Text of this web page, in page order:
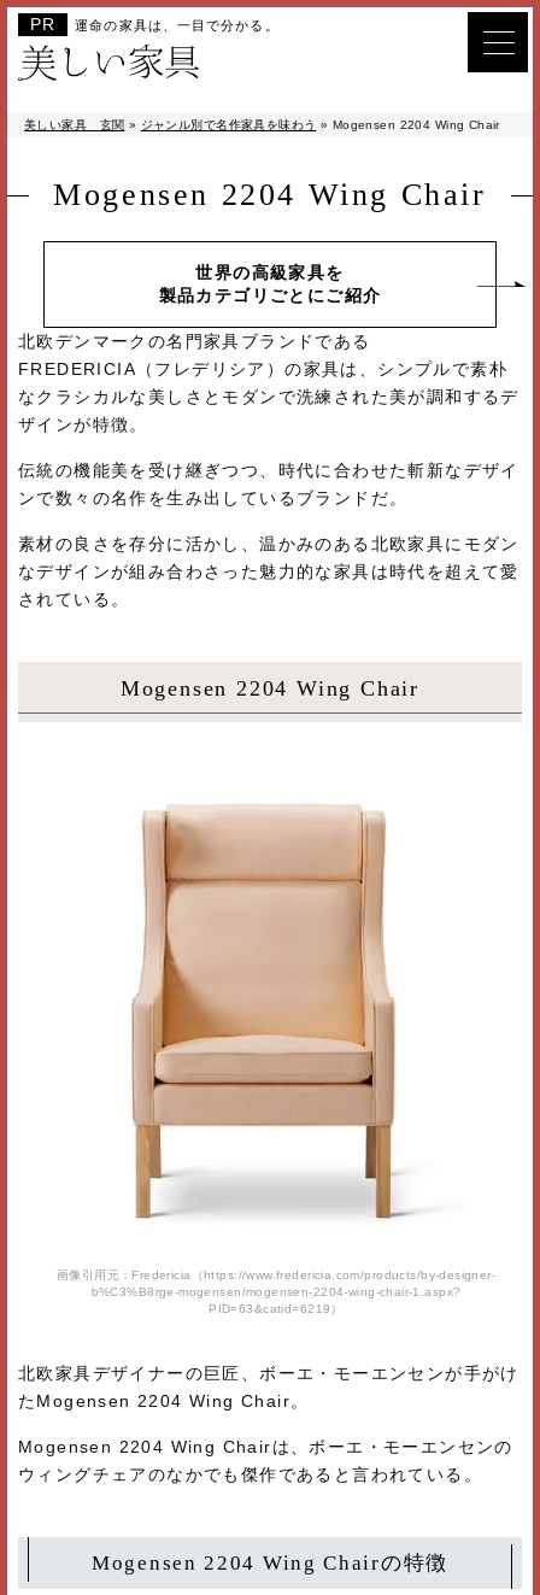
運命の家具は、一目で分かる。
美しい家具 玄関 » ジャンル別で名作家具を味わう » Mogensen 2204 Wing Chair
Mogensen 2204 Wing Chair
世界の高級家具を
製品カテゴリごとにご紹介
北欧デンマークの名門家具ブランドである
FREDERICIA（フレデリシア）の家具は、シンプルで素朴
なクラシカルな美しさとモダンで洗練された美が調和するデ
ザインが特徴。
伝統の機能美を受け継ぎつつ、時代に合わせた斬新なデザイ
ンで数々の名作を生み出しているブランドだ。
素材の良さを存分に活かし、温かみのある北欧家具にモダン
なデザインが組み合わさった魅力的な家具は時代を超えて愛
されている。
Mogensen 2204 Wing Chair
画像引用元：Fredericia（https://www.fredericia.com/products/by-designer-
b%C3%B8rge-mogensen/mogensen-2204-wing-chair-1.aspx?
PID=63&catid=6219）
北欧家具デザイナーの巨匠、ボーエ・モーエンセンが手がけ
たMogensen 2204 Wing Chair。
Mogensen 2204 Wing Chairは、ボーエ・モーエンセンの
ウィングチェアのなかでも傑作であると言われている。
Mogensen 2204 Wing Chairの特徴